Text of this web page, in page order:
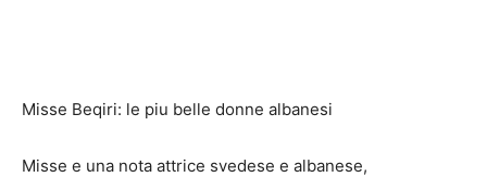
Misse Beqiri: le piu belle donne albanesi
Misse e una nota attrice svedese e albanese,